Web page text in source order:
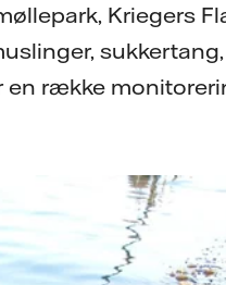
Kriegers
en række